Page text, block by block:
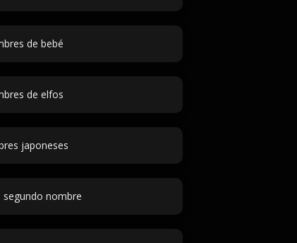
de bebé
de elfos
japoneses
segundo nombre